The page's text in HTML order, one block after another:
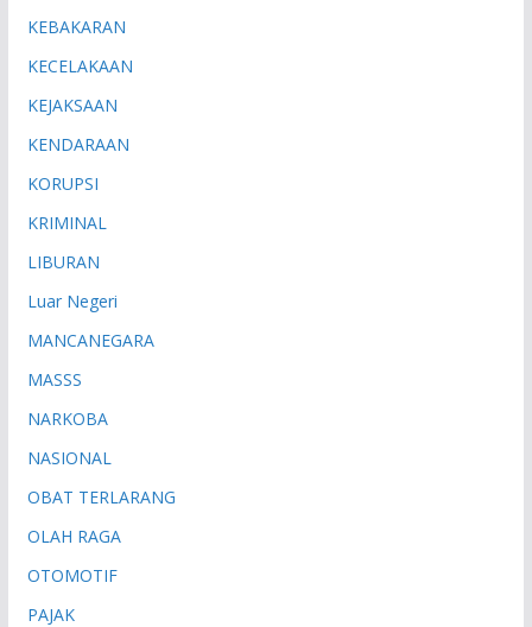
KEBAKARAN
KECELAKAAN
KEJAKSAAN
KENDARAAN
KORUPSI
KRIMINAL
LIBURAN
Luar Negeri
MANCANEGARA
MASSS
NARKOBA
NASIONAL
OBAT TERLARANG
OLAH RAGA
OTOMOTIF
PAJAK